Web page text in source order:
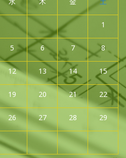
水 木 金
土
1
5 6 7
8
12 13 14
15
19 20 21
22
26 27 28
29